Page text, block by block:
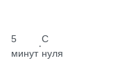
5
минут
·
С
нуля